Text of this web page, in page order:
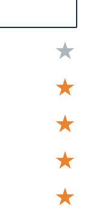
★
★
★
★
★